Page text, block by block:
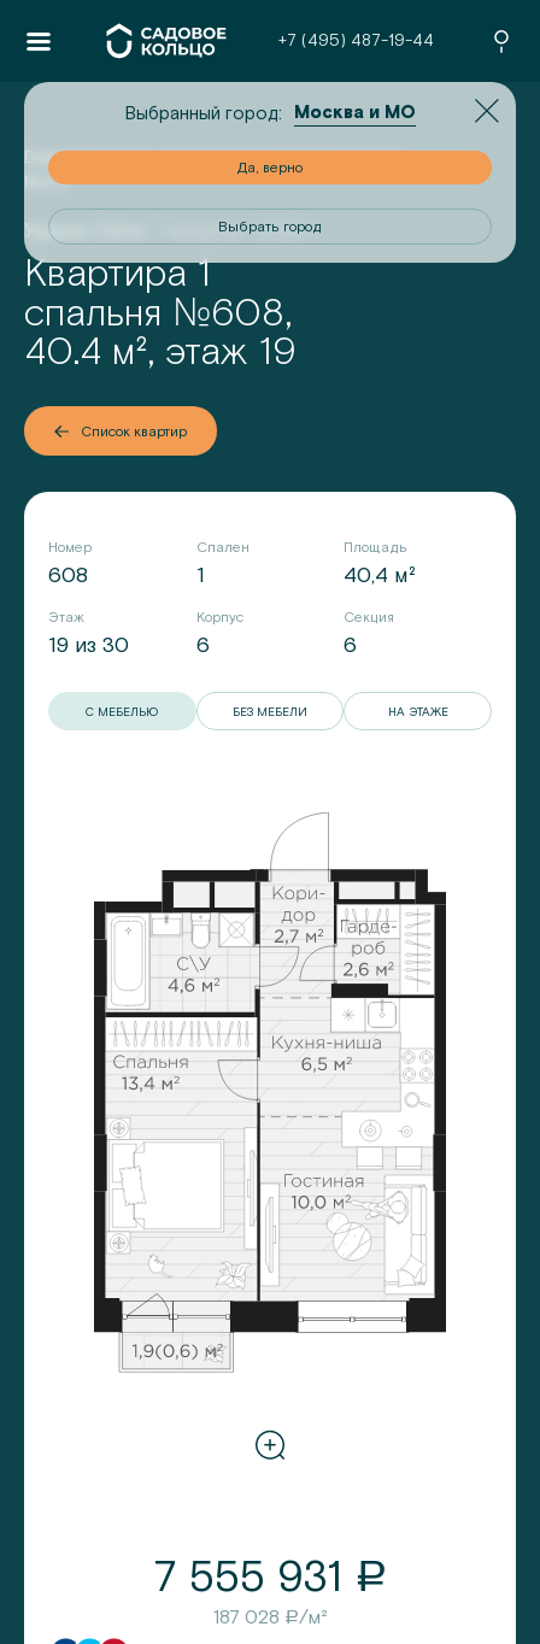
+7 (495) 487-19-44
Главная/Проекты/Урман Сити/1-комнатная квартира
608
Урман Сити I квартал 2028 г.
Квартира 1
спальня №608,
40.4 м², этаж 19
Список квартир
Номер
608
Спален
1
Площадь
40,4 м²
Этаж
19 из 30
Корпус
6
Секция
6
С МЕБЕЛЬЮ БЕЗ МЕБЕЛИ НА ЭТАЖЕ
7 555 931 a
187 028 a/м²
Выбранный город: Москва и МО
Да, верно
Выбрать город